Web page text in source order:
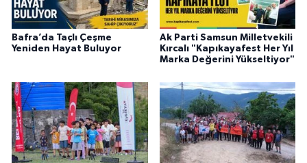
Bafra’da Taçlı Çeşme
Yeniden Hayat Buluyor
Ak Parti Samsun Milletvekili
Kırcalı "Kapıkayafest Her Yıl
Marka Değerini Yükseltiyor"